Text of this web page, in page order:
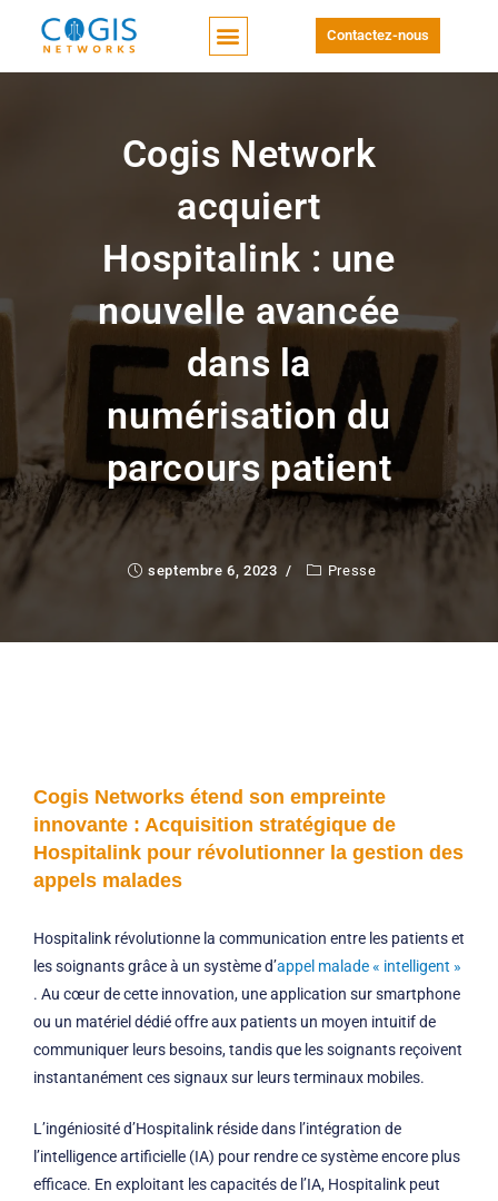
Contactez-nous
Cogis Network
acquiert
Hospitalink : une
nouvelle avancée
dans la
numérisation du
parcours patient
septembre 6, 2023 Presse
Cogis Networks étend son empreinte
innovante : Acquisition stratégique de
Hospitalink pour révolutionner la gestion des
appels malades
Hospitalink révolutionne la communication entre les patients et
les soignants grâce à un système d’appel malade « intelligent »
. Au cœur de cette innovation, une application sur smartphone
ou un matériel dédié offre aux patients un moyen intuitif de
communiquer leurs besoins, tandis que les soignants reçoivent
instantanément ces signaux sur leurs terminaux mobiles.
L’ingéniosité d’Hospitalink réside dans l’intégration de
l’intelligence artificielle (IA) pour rendre ce système encore plus
efficace. En exploitant les capacités de l’IA, Hospitalink peut